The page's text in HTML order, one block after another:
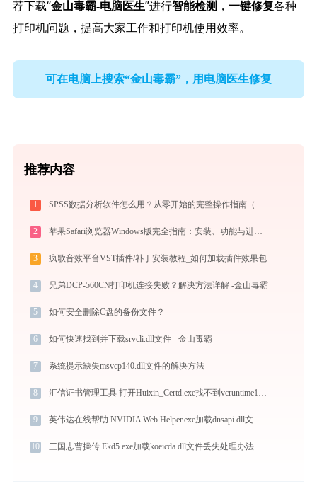
荐下载“金山毒霸-电脑医生”进行智能检测， 一键修复各种
打印机问题，提高大家工作和打印机使用效率。
可在电脑上搜索“金山毒霸”，用电脑医生修复
推荐内容
1 SPSS数据分析软件怎么用？从零开始的完整操作指南（附实战案例）
2 苹果Safari浏览器Windows版完全指南：安装、功能与进阶使用技巧全攻略（2026最新）
3 疯歌音效平台VST插件/补丁安装教程_如何加载插件效果包
4 兄弟DCP-560CN打印机连接失败？解决方法详解 -金山毒霸
5 如何安全删除C盘的备份文件？
6 如何快速找到并下载srvcli.dll文件 - 金山毒霸
7 系统提示缺失msvcp140.dll文件的解决方法
8 汇信证书管理工具 打开Huixin_Certd.exe找不到vcruntime140.dll怎么办
9 英伟达在线帮助 NVIDIA Web Helper.exe加载dnsapi.dll文件丢失处理办法
10 三国志曹操传 Ekd5.exe加载koeicda.dll文件丢失处理办法